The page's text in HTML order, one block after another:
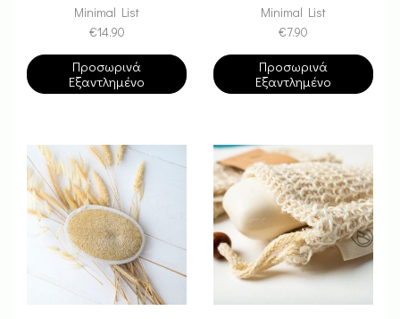
Minimal List
€14.90
Προσωρινά
Εξαντλημένο
Minimal List
€7.90
Προσωρινά
Εξαντλημένο